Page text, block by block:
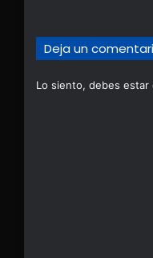
Deja un
Lo siento, debes estar